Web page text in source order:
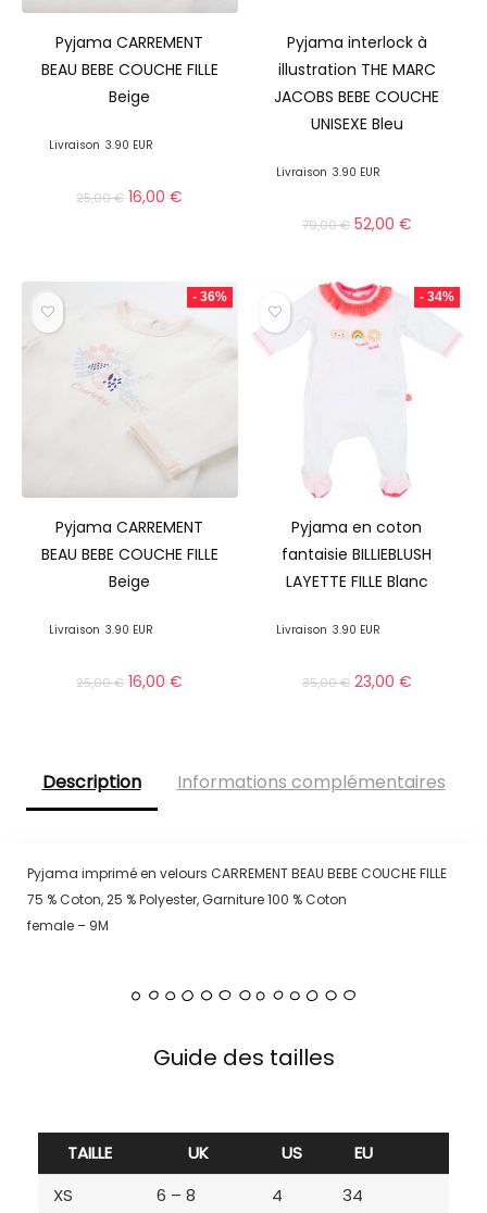
Pyjama CARREMENT
BEAU BEBE COUCHE FILLE
Beige
Livraison 3.90 EUR
25,00€ 16,00€
Pyjama interlock à
illustration THE MARC
JACOBS BEBE COUCHE
UNISEXE Bleu
Livraison 3.90 EUR
79,00€ 52,00 €
- 36%
Pyjama CARREMENT
BEAU BEBE COUCHE FILLE
Beige
Livraison 3.90 EUR
25,00€ 16,00€
- 34%
Pyjama en coton
fantaisie BILLIEBLUSH
LAYETTE FILLE Blanc
Livraison 3.90 EUR
35,00€ 23,00 €
Description Informations complémentaires
Pyjama imprimé en velours CARREMENT BEAU BEBE COUCHE FILLE
75 % Coton, 25 % Polyester, Garniture 100 % Coton
female – 9M
Guide des tailles
TAILLE UK US
EU
XS
6 – 8 4
34